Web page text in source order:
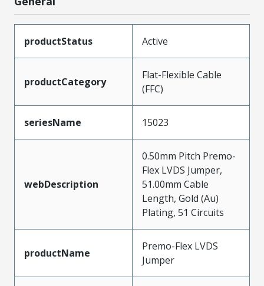
productStatus Active
productCategory
Flat-Flexible Cable
(FFC)
seriesName 15023
webDescription
0.50mm Pitch Premo-
Flex LVDS Jumper,
51.00mm Cable
Length, Gold (Au)
Plating, 51 Circuits
productName
Premo-Flex LVDS
Jumper